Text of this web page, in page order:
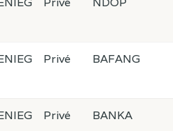
Privé BAFANG
Privé BANKA